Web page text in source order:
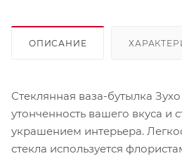
ОПИСАНИЕ
Стеклянная ваза-бутылка
утонченность вашего вкуса и
украшением интерьера.
стекла используется